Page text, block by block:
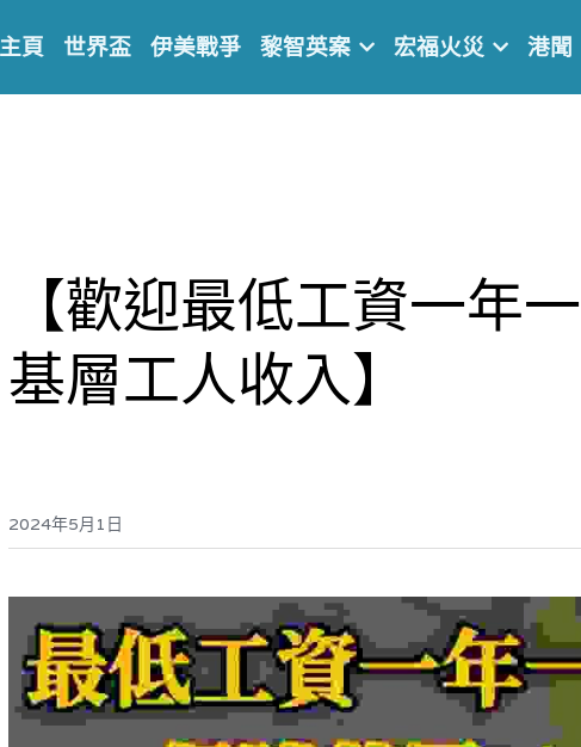
主頁 世界盃 伊美戰爭 黎智英案 宏福火災 港聞
【歡迎最低工資一年
基層工人收入】
2024年5月1日